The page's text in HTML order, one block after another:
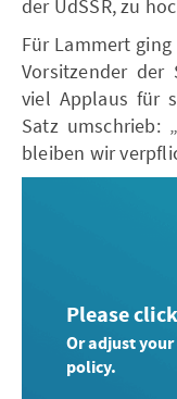
der UdSSR, zu
Für Lammert
Vorsitzender
viel Applaus für
Satz umschrieb:
bleiben wir
Please
Or adjust
policy.